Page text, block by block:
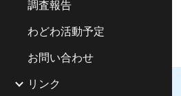
調査報告
わどわ活動予定
お問い合わせ
リンク